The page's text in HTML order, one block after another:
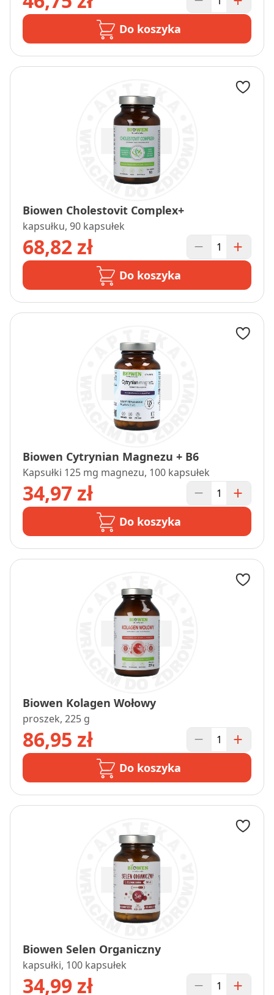
Do koszyka
Biowen Cholestovit Complex+
kapsułku, 90 kapsułek
68,82 zł
Do koszyka
Biowen Cytrynian Magnezu + B6
Kapsułki 125 mg magnezu, 100 kapsułek
34,97 zł
Do koszyka
Biowen Kolagen Wołowy
proszek, 225 g
86,95 zł
Do koszyka
Biowen Selen Organiczny
kapsułki, 100 kapsułek
34,99 zł